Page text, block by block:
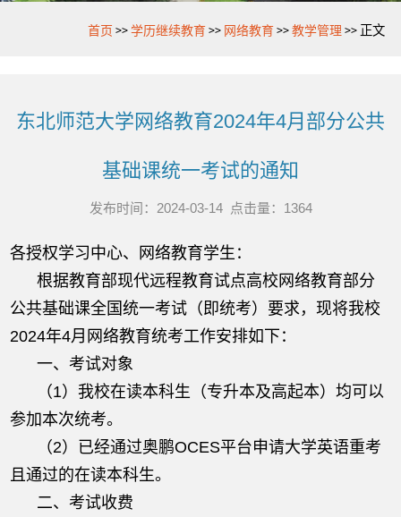
首页 >>学历继续教育>> 网络教育>>教学管理 >> 正文
东北师范大学网络教育2024年4月部分公共
基础课统一考试的通知
发布时间：2024-03-14 点击量： 1364
各授权学习中心、网络教育学生：
根据教育部现代远程教育试点高校网络教育部分
公共基础课全国统一考试（即统考）要求，现将我校
2024年4月网络教育统考工作安排如下：
一、考试对象
（1）我校在读本科生（专升本及高起本）均可以
参加本次统考。
（2）已经通过奥鹏OCES平台申请大学英语重考
且通过的在读本科生。
二、考试收费